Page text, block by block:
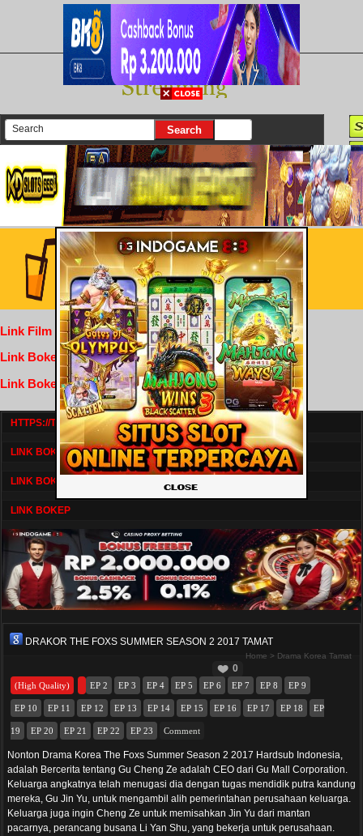
There are currently 25645 movies on our website
Login
Link Film Dewasa
Link Bokep Indofilm
Link Bokep FilmNikmat
HTTPS://TV1.BOSKU21.CAM/
LINK BOKEP DRAMASERIAL
LINK BOKEP
LINK BOKEP
DRAKOR THE FOXS SUMMER SEASON 2 2017 TAMAT
Home > Drama Korea Tamat
0
(High Quality) EP 2 EP 3 EP 4 EP 5 EP 6 EP 7 EP 8 EP 9
EP 10 EP 11 EP 12 EP 13 EP 14 EP 15 EP 16 EP 17 EP 18 EP
19 EP 20 EP 21 EP 22 EP 23 Comment
Nonton Drama Korea The Foxs Summer Season 2 2017 Hardsub Indonesia,
adalah Bercerita tentang Gu Cheng Ze adalah CEO dari Gu Mall Corporation.
Keluarga angkatnya telah menugasi dia dengan tugas mendidik putra kandung
mereka, Gu Jin Yu, untuk mengambil alih pemerintahan perusahaan keluarga.
Keluarga juga ingin Cheng Ze untuk memisahkan Jin Yu dari mantan
pacarnya, perancang busana Li Yan Shu, yang bekerja untuk perusahaan.